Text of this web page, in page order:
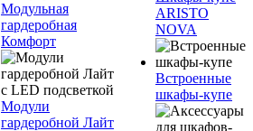
Модульная
гардеробная
Комфорт
Модули
гардеробной Лайт
ARISTO
NOVA
Встроенные
шкафы-купе